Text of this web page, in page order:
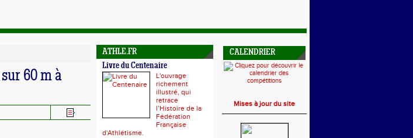
60 m à
ATHLE.FR
Livre du Centenaire
L'ouvrage
richement
illustré, qui
retrace
l’Histoire de la
Fédération
Française
d'Athlétisme.
CALENDRIER
Mises à jour du site